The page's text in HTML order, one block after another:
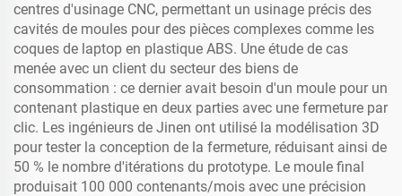
centres d'usinage CNC, permettant un usinage précis des
cavités de moules pour des pièces complexes comme les
coques de laptop en plastique ABS. Une étude de cas
menée avec un client du secteur des biens de
consommation : ce dernier avait besoin d'un moule pour un
contenant plastique en deux parties avec une fermeture par
clic. Les ingénieurs de Jinen ont utilisé la modélisation 3D
pour tester la conception de la fermeture, réduisant ainsi de
50 % le nombre d'itérations du prototype. Le moule final
produisait 100 000 contenants/mois avec une précision